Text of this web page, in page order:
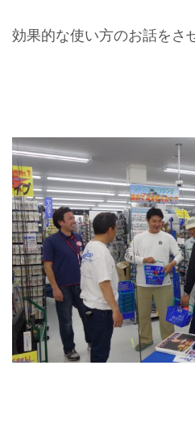
効果的な使い方のお話をさ